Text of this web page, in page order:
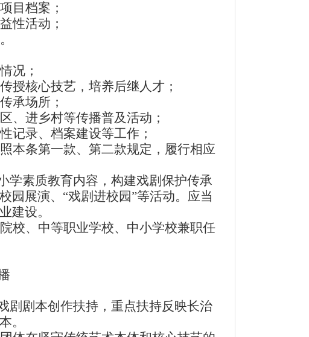
目档案；
性活动；
况；
授核心技艺，培养后继人才；
承场所；
、进乡村等传播普及活动；
记录、档案建设等工作；
本条第一款、第二款规定，履行相应
学素质教育内容，构建戏剧保护传承
园展演、“戏剧进校园”等活动。应当
建设。
校、中等职业学校、中小学校兼职任
剧剧本创作扶持，重点扶持反映长治
。